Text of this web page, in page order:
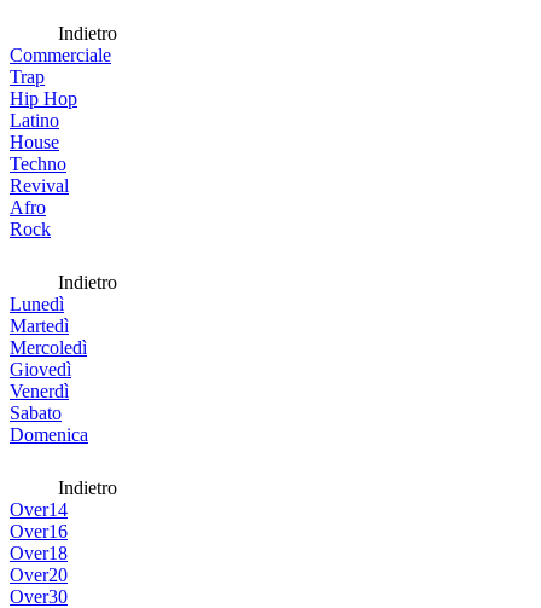
Indietro
Commerciale
Trap
Hip Hop
Latino
House
Techno
Revival
Afro
Rock
Indietro
Lunedì
Martedì
Mercoledì
Giovedì
Venerdì
Sabato
Domenica
Indietro
Over14
Over16
Over18
Over20
Over30